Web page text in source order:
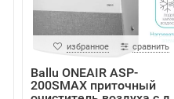
избранное сравнить
Ballu ONEAIR ASP-
200SMAX приточный